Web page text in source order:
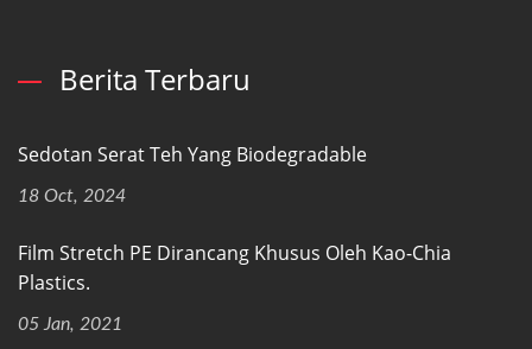
Berita Terbaru
Sedotan Serat Teh Yang Biodegradable
18 Oct, 2024
Film Stretch PE Dirancang Khusus Oleh Kao-Chia
Plastics.
05 Jan, 2021